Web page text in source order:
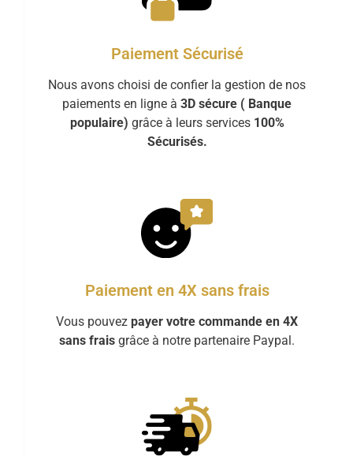
Paiement Sécurisé
Nous avons choisi de confier la gestion de nos
paiements en ligne à 3D sécure ( Banque
populaire) grâce à leurs services 100%
Sécurisés.
Paiement en 4X sans frais
Vous pouvez payer votre commande en 4X
sans frais grâce à notre partenaire Paypal.